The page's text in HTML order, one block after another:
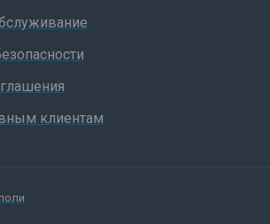
клиентам